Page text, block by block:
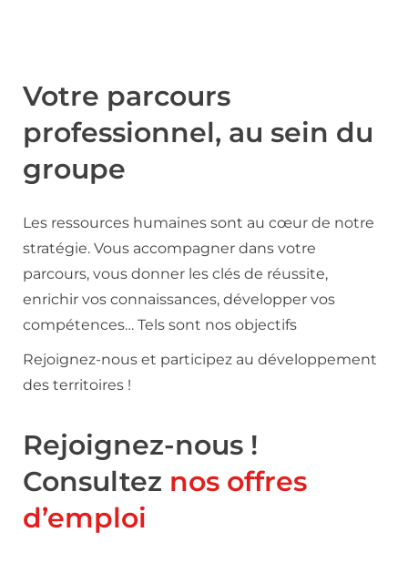
Votre parcours
professionnel, au sein du
groupe
Les ressources humaines sont au cœur de notre
stratégie. Vous accompagner dans votre
parcours, vous donner les clés de réussite,
enrichir vos connaissances, développer vos
compétences… Tels sont nos objectifs
Rejoignez-nous et participez au développement
des territoires !
Rejoignez-nous !
Consultez nos offres
d’emploi